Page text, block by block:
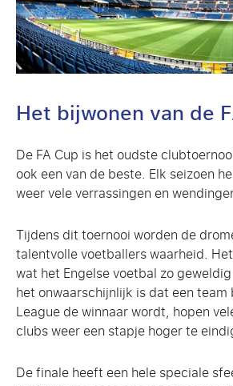
Het bijwonen van de
De FA Cup is het oudste
ook een van de beste. Elk seizoen
weer vele verrassingen en
Tijdens dit toernooi worden de
talentvolle voetballers waarheid.
wat het Engelse voetbal zo
het onwaarschijnlijk is dat een
League de winnaar wordt, hopen
clubs weer een stapje hoger te
De finale heeft een hele speciale